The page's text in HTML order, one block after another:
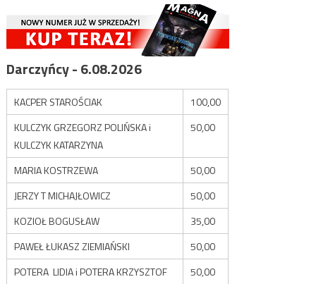
Darczyńcy - 6.08.2026
KACPER STAROŚCIAK
100,00
KULCZYK GRZEGORZ POLIŃSKA i
KULCZYK KATARZYNA
50,00
MARIA KOSTRZEWA
50,00
JERZY T MICHAJŁOWICZ
50,00
KOZIOŁ BOGUSŁAW
35,00
PAWEŁ ŁUKASZ ZIEMIAŃSKI
50,00
POTERA LIDIA i POTERA KRZYSZTOF
50,00